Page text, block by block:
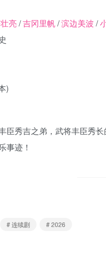
亮/吉冈里帆/滨边美波 /
)
秀吉之弟，武将丰臣秀长
事迹！
# 连续剧 # 2026